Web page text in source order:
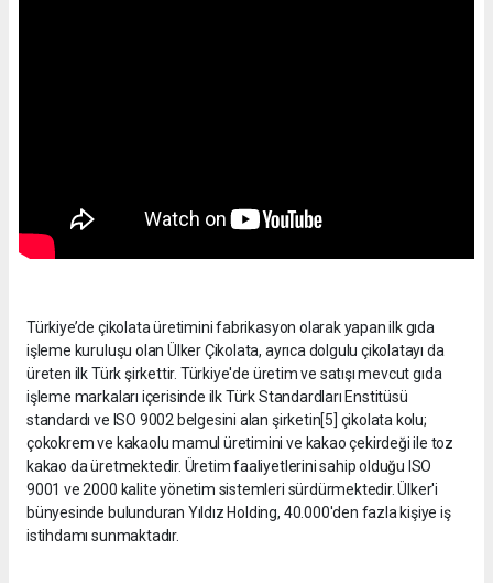
Türkiye’de çikolata üretimini fabrikasyon olarak yapan ilk gıda
işleme kuruluşu olan Ülker Çikolata, ayrıca dolgulu çikolatayı da
üreten ilk Türk şirkettir. Türkiye'de üretim ve satışı mevcut gıda
işleme markaları içerisinde ilk Türk Standardları Enstitüsü
standardı ve ISO 9002 belgesini alan şirketin[5] çikolata kolu;
çokokrem ve kakaolu mamul üretimini ve kakao çekirdeği ile toz
kakao da üretmektedir. Üretim faaliyetlerini sahip olduğu ISO
9001 ve 2000 kalite yönetim sistemleri sürdürmektedir. Ülker'i
bünyesinde bulunduran Yıldız Holding, 40.000'den fazla kişiye iş
istihdamı sunmaktadır.